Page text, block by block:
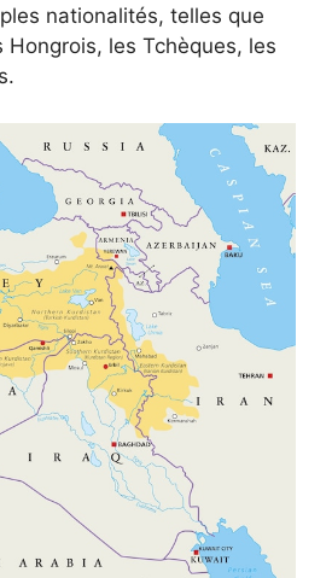
nationalités, telles que
Hongrois, les Tchèques, les